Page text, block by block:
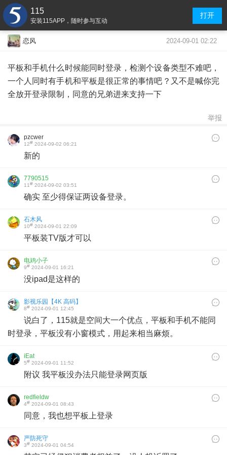
115
安装115APP，随时参与互动
打开
恋风 2024-09-01 02:22
平板和手机什么时候能同时登录，检测个设备类型不难吧，
一个人同时有手机和平板是很正常的事情吧？又不是喊你完
全放开登录限制，同意的兄弟进来支持一下
举报
pzcwer
12# 2024-09-02 06:21
新的
7790515
11# 2024-09-02 03:51
确实 至少得保证两设备登录。
石木风
10# 2024-09-01 22:09
平板装TV版才可以
电鸡小子
9# 2024-09-01 16:21
没ipad是这样的
影视乐园【4K 高码】
8# 2024-09-01 12:45
说白了，115就是空间大一个优点，平板和手机不能同
时登录，平板没有小窗模式，用起来相当麻烦。
iEat
5# 2024-09-01 11:52
附议 我平板没办法只能登录网页版
redfieldw
4# 2024-09-01 08:43
同意，我也想平板上登录
严防死守
3# 2024-09-01 04:54